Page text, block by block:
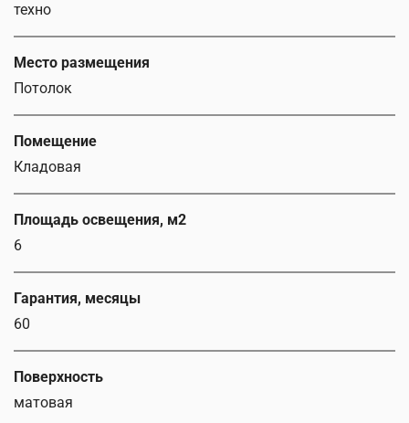
техно
Место размещения
Потолок
Помещение
Кладовая
Площадь освещения, м2
6
Гарантия, месяцы
60
Поверхность
матовая